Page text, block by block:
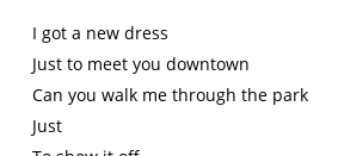
I got a new dress
Just to meet you downtown
Can you walk me through the park
Just